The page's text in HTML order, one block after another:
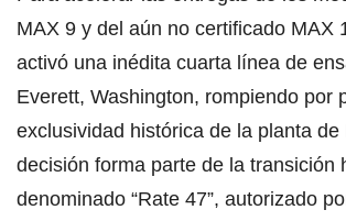
MAX 9 y del aún no certificado MAX
activó una inédita cuarta línea de
Everett, Washington, rompiendo por
exclusividad histórica de la planta de
decisión forma parte de la transición
denominado “Rate 47”, autorizado